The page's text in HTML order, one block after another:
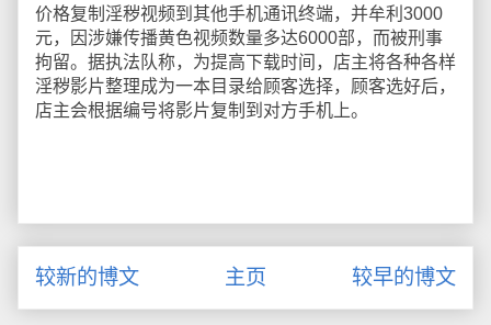
价格复制淫秽视频到其他手机通讯终端，并牟利3000
元，因涉嫌传播黄色视频数量多达6000部，而被刑事
拘留。据执法队称，为提高下载时间，店主将各种各样
淫秽影片整理成为一本目录给顾客选择，顾客选好后，
店主会根据编号将影片复制到对方手机上。
较新的博文 较早的博文
主页